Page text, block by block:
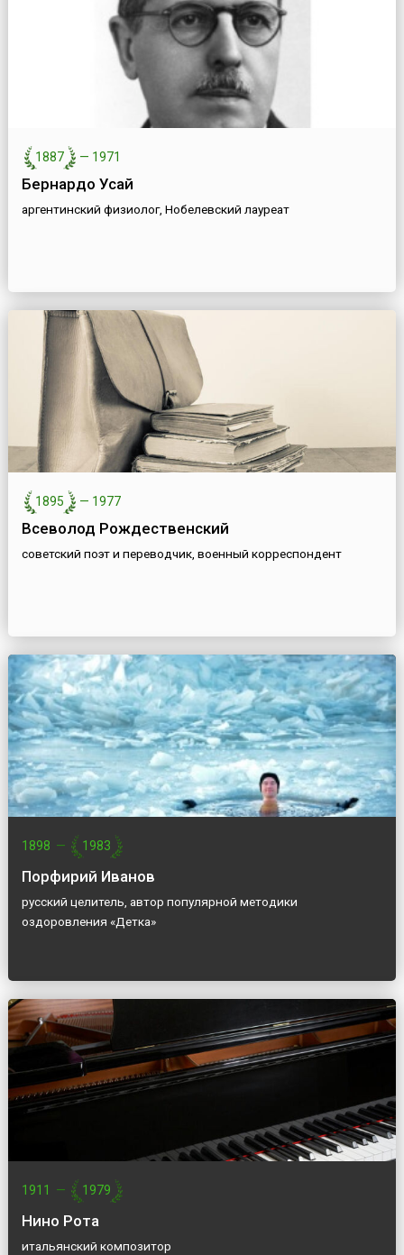
1887 — 1971
Бернардо Усай
аргентинский физиолог, Нобелевский лауреат
1895 — 1977
Всеволод Рождественский
советский поэт и переводчик, военный корреспондент
1898 — 1983
Порфирий Иванов
русский целитель, автор популярной методики
оздоровления «Детка»
1911 — 1979
Нино Рота
итальянский композитор